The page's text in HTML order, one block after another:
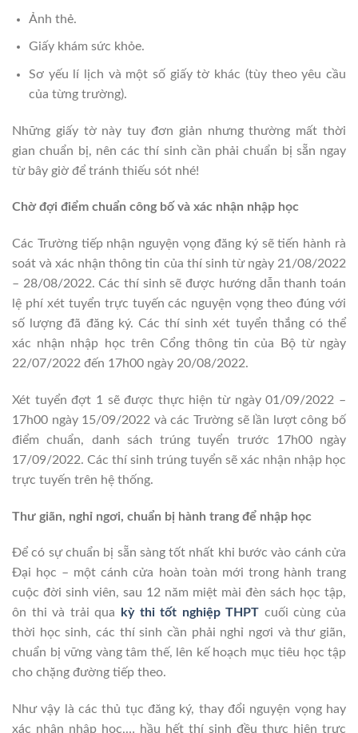
Ảnh thẻ.
Giấy khám sức khỏe.
Sơ yếu lí lịch và một số giấy tờ khác (tùy theo yêu cầu
của từng trường).
Những giấy tờ này tuy đơn giản nhưng thường mất thời
gian chuẩn bị, nên các thí sinh cần phải chuẩn bị sẵn ngay
từ bây giờ để tránh thiếu sót nhé!
Chờ đợi điểm chuẩn công bố và xác nhận nhập học
Các Trường tiếp nhận nguyện vọng đăng ký sẽ tiến hành rà
soát và xác nhận thông tin của thí sinh từ ngày 21/08/2022
– 28/08/2022. Các thí sinh sẽ được hướng dẫn thanh toán
lệ phí xét tuyển trực tuyến các nguyện vọng theo đúng với
số lượng đã đăng ký. Các thí sinh xét tuyển thắng có thể
xác nhận nhập học trên Cổng thông tin của Bộ từ ngày
22/07/2022 đến 17h00 ngày 20/08/2022.
Xét tuyển đợt 1 sẽ được thực hiện từ ngày 01/09/2022 –
17h00 ngày 15/09/2022 và các Trường sẽ lần lượt công bố
điểm chuẩn, danh sách trúng tuyển trước 17h00 ngày
17/09/2022. Các thí sinh trúng tuyển sẽ xác nhận nhập học
trực tuyến trên hệ thống.
Thư giãn, nghỉ ngơi, chuẩn bị hành trang để nhập học
Để có sự chuẩn bị sẵn sàng tốt nhất khi bước vào cánh cửa
Đại học – một cánh cửa hoàn toàn mới trong hành trang
cuộc đời sinh viên, sau 12 năm miệt mài đèn sách học tập,
ôn thi và trải qua
kỳ thi tốt nghiệp THPT cuối cùng của
thời học sinh, các thí sinh cần phải nghỉ ngơi và thư giãn,
chuẩn bị vững vàng tâm thế, lên kế hoạch mục tiêu học tập
cho chặng đường tiếp theo.
Như vậy là các thủ tục đăng ký, thay đổi nguyện vọng hay
xác nhận nhập học,… hầu hết thí sinh đều thực hiện trực